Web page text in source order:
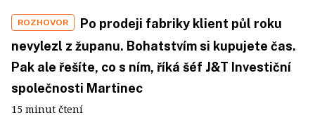
ROZHOVOR
Po prodeji fabriky klient půl roku
nevylezl z županu. Bohatstvím si kupujete čas.
Pak ale řešíte, co s ním, říká šéf J&T Investiční
společnosti Martinec
15 minut čtení